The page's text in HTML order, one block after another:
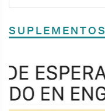
SUPLEMENTOS